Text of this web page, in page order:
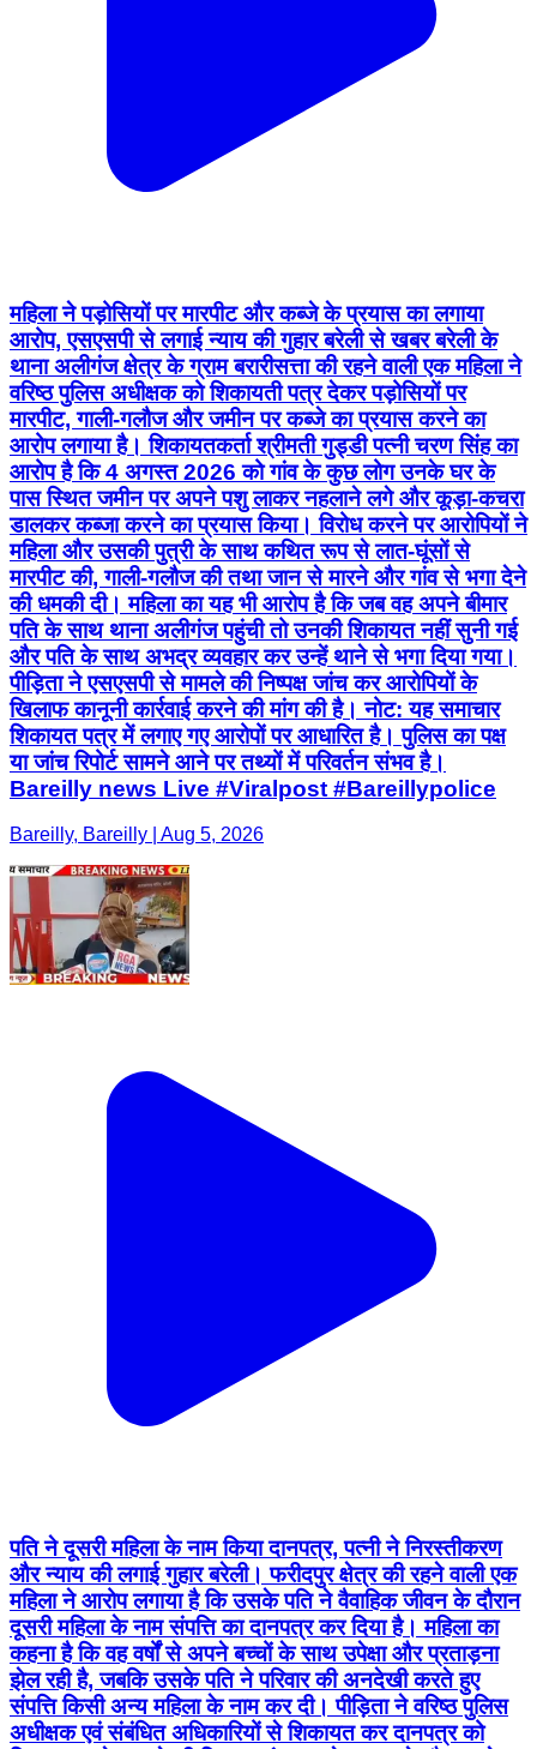
महिला ने पड़ोसियों पर मारपीट और कब्जे के प्रयास का लगाया
आरोप, एसएसपी से लगाई न्याय की गुहार बरेली से खबर बरेली के
थाना अलीगंज क्षेत्र के ग्राम बरारीसत्ता की रहने वाली एक महिला ने
वरिष्ठ पुलिस अधीक्षक को शिकायती पत्र देकर पड़ोसियों पर
मारपीट, गाली-गलौज और जमीन पर कब्जे का प्रयास करने का
आरोप लगाया है। शिकायतकर्ता श्रीमती गुड्डी पत्नी चरण सिंह का
आरोप है कि 4 अगस्त 2026 को गांव के कुछ लोग उनके घर के
पास स्थित जमीन पर अपने पशु लाकर नहलाने लगे और कूड़ा-कचरा
डालकर कब्जा करने का प्रयास किया। विरोध करने पर आरोपियों ने
महिला और उसकी पुत्री के साथ कथित रूप से लात-घूंसों से
मारपीट की, गाली-गलौज की तथा जान से मारने और गांव से भगा देने
की धमकी दी। महिला का यह भी आरोप है कि जब वह अपने बीमार
पति के साथ थाना अलीगंज पहुंची तो उनकी शिकायत नहीं सुनी गई
और पति के साथ अभद्र व्यवहार कर उन्हें थाने से भगा दिया गया।
पीड़िता ने एसएसपी से मामले की निष्पक्ष जांच कर आरोपियों के
खिलाफ कानूनी कार्रवाई करने की मांग की है। नोट: यह समाचार
शिकायत पत्र में लगाए गए आरोपों पर आधारित है। पुलिस का पक्ष
या जांच रिपोर्ट सामने आने पर तथ्यों में परिवर्तन संभव है।
Bareilly news Live #Viralpost #Bareillypolice
Bareilly, Bareilly | Aug 5, 2026
पति ने दूसरी महिला के नाम किया दानपत्र, पत्नी ने निरस्तीकरण
और न्याय की लगाई गुहार बरेली। फरीदपुर क्षेत्र की रहने वाली एक
महिला ने आरोप लगाया है कि उसके पति ने वैवाहिक जीवन के दौरान
दूसरी महिला के नाम संपत्ति का दानपत्र कर दिया है। महिला का
कहना है कि वह वर्षों से अपने बच्चों के साथ उपेक्षा और प्रताड़ना
झेल रही है, जबकि उसके पति ने परिवार की अनदेखी करते हुए
संपत्ति किसी अन्य महिला के नाम कर दी। पीड़िता ने वरिष्ठ पुलिस
अधीक्षक एवं संबंधित अधिकारियों से शिकायत कर दानपत्र को